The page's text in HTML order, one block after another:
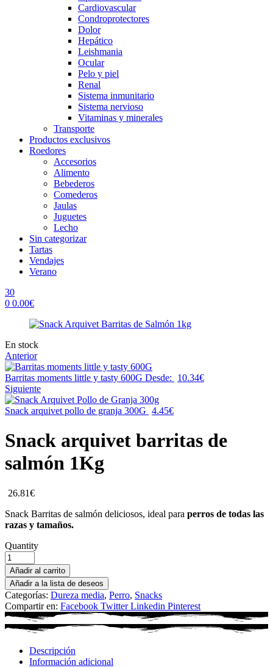
Cardiovascular
Condroprotectores
Dolor
Hepático
Leishmania
Ocular
Pelo y piel
Renal
Sistema inmunitario
Sistema nervioso
Vitaminas y minerales
Transporte
Productos exclusivos
Roedores
Accesorios
Alimento
Bebederos
Comederos
Jaulas
Juguetes
Lecho
Sin categorizar
Tartas
Vendajes
Verano
30
0 0.00€
Availability:
En stock
Anterior
Barritas moments little y tasty 600G Desde: 10.34€
Siguiente
Snack arquivet pollo de granja 300G 4.45€
Snack arquivet barritas de
salmón 1Kg
26.81€
Snack Barritas de salmón deliciosos, ideal para perros de todas las
razas y tamaños.
Quantity
Añadir al carrito
Añadir a la lista de deseos
Categorías: Dureza media, Perro, Snacks
Compartir en: Facebook Twitter Linkedin Pinterest
Descripción
Información adicional